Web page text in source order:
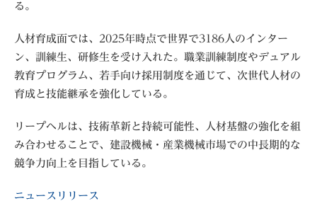
る。
人材育成面では、2025年時点で世界で3186人のインター
ン、訓練生、研修生を受け入れた。職業訓練制度やデュアル
教育プログラム、若手向け採用制度を通じて、次世代人材の
育成と技能継承を強化している。
リープヘルは、技術革新と持続可能性、人材基盤の強化を組
み合わせることで、建設機械・産業機械市場での中長期的な
競争力向上を目指している。
ニュースリリース